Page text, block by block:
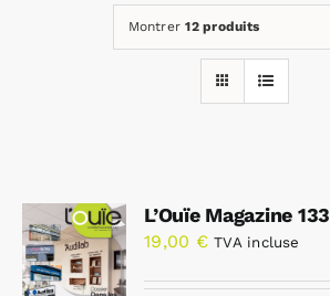
Annonces emploi
Montrer12 produits
L’Ouïe Magazine 133
19,00 € TVA incluse